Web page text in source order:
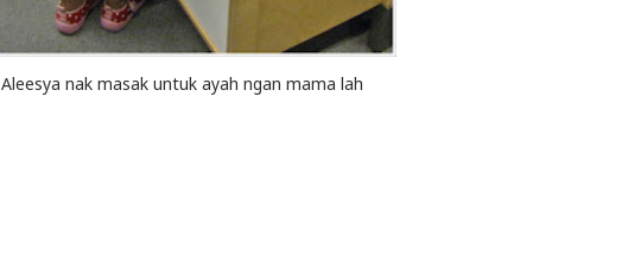
Aleesya nak masak untuk ayah ngan mama lah